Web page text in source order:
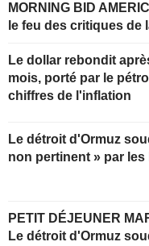
MORNING BID
le feu des critiques de
Le dollar rebondit
mois, porté par le
chiffres de l'inflation
Le détroit d'Ormuz
non pertinent » par les
PETIT DÉJEUNER
Le détroit d'Ormuz